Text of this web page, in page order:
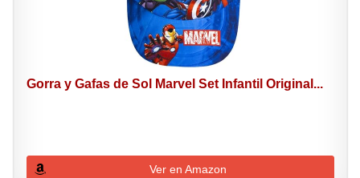
Gorra y Gafas de Sol Marvel Set Infantil Original...
Ver en Amazon